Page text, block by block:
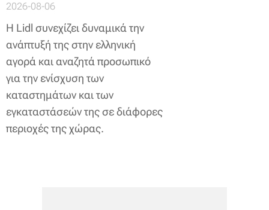
2026-08-06
Η Lidl συνεχίζει δυναμικά την
ανάπτυξή της στην ελληνική
αγορά και αναζητά προσωπικό
για την ενίσχυση των
καταστημάτων και των
εγκαταστάσεών της σε διάφορες
περιοχές της χώρας.